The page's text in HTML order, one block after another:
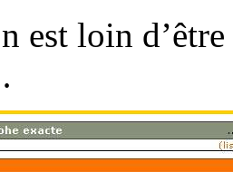
est loin